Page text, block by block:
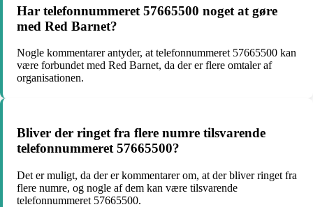
Har telefonnummeret 57665500 noget at gøre
med Red Barnet?
Nogle kommentarer antyder, at telefonnummeret 57665500 kan
være forbundet med Red Barnet, da der er flere omtaler af
organisationen.
Bliver der ringet fra flere numre tilsvarende
telefonnummeret 57665500?
Det er muligt, da der er kommentarer om, at der bliver ringet fra
flere numre, og nogle af dem kan være tilsvarende
telefonnummeret 57665500.